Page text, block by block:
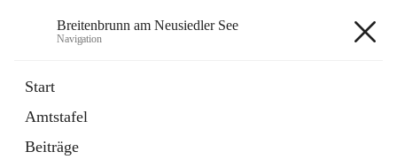
Breitenbrunn am Neusiedler See
Navigation
Start
Amtstafel
Beiträge
18 Schnellzugriffe